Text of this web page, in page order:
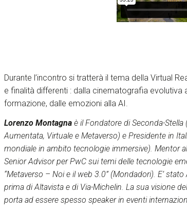
Durante l’incontro si tratterà il tema della Virtual
e finalità differenti : dalla cinematografia
formazione, dalle emozioni alla AI.
Lorenzo Montagna è il Fondatore di Seconda-
Aumentata, Virtuale e Metaverso) e Presidente in
mondiale in ambito tecnologie immersive). Mentor
Senior Advisor per PwC sui temi delle tecnologie
“Metaverso – Noi e il web 3.0” (Mondadori). E’
prima di Altavista e di Via-Michelin. La sua visione
porta ad essere spesso speaker in eventi